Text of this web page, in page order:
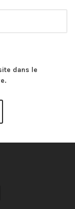
dans le